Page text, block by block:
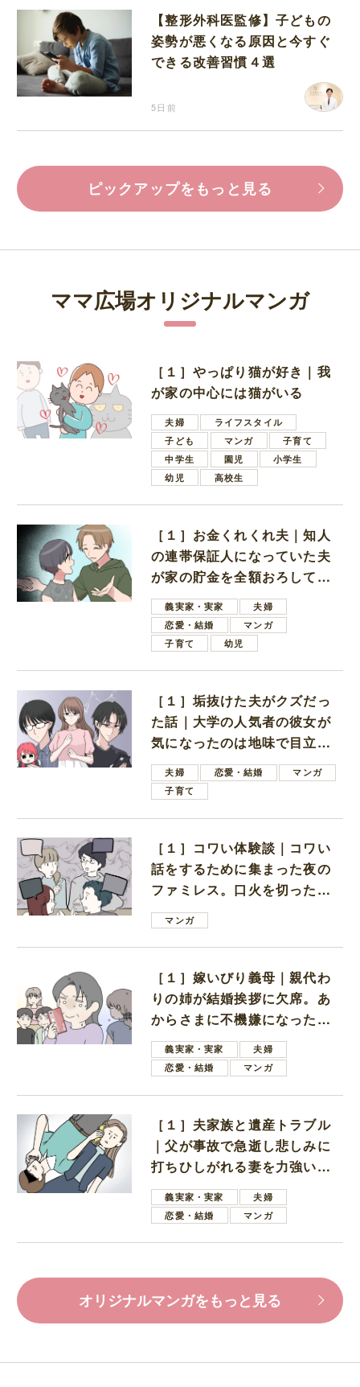
【整形外科医監修】子どもの
姿勢が悪くなる原因と今すぐ
できる改善習慣４選
5日前
ピックアップをもっと見る
ママ広場オリジナルマンガ
［１］やっぱり猫が好き｜我
が家の中心には猫がいる
夫婦
ライフスタイル
子ども
マンガ
子育て
中学生
園児
小学生
幼児
高校生
［１］お金くれくれ夫｜知人
の連帯保証人になっていた夫
が家の貯金を全額おろしてほ
しいと言ってきた
義実家・実家
夫婦
恋愛・結婚
マンガ
子育て
幼児
［１］垢抜けた夫がクズだっ
た話｜大学の人気者の彼女が
気になったのは地味で目立た
ない男子学生
夫婦 恋愛・結婚
マンガ
子育て
［１］コワい体験談｜コワい
話をするために集まった夜の
ファミレス。口火を切ったの
は電車好きの男の子ママ
マンガ
［１］嫁いびり義母｜親代わ
りの姉が結婚挨拶に欠席。あ
からさまに不機嫌になった義
母義実家・実家
夫婦
恋愛・結婚
マンガ
［１］夫家族と遺産トラブル
｜父が事故で急逝し悲しみに
打ちひしがれる妻を力強い言
葉で励ます夫
義実家・実家
夫婦
恋愛・結婚
マンガ
オリジナルマンガをもっと見る